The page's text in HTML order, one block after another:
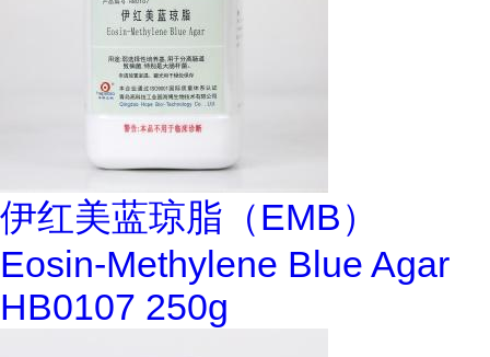
伊红美蓝琼脂（EMB）
Eosin-Methylene Blue Agar
HB0107 250g